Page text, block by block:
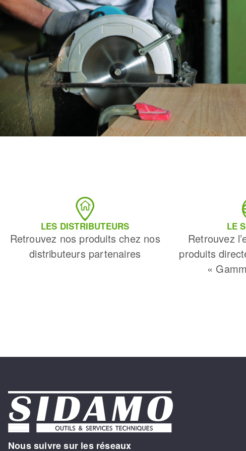
LES DISTRIBUTEURS
Retrouvez nos produits chez nos
distributeurs partenaires
LE
Retrouvez
produits
«
Nous suivre sur les réseaux